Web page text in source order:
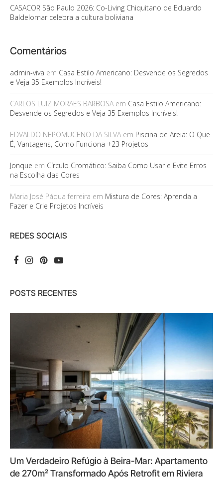
CASACOR São Paulo 2026: Co-Living Chiquitano de Eduardo
Baldelomar celebra a cultura boliviana
Comentários
admin-viva em Casa Estilo Americano: Desvende os Segredos
e Veja 35 Exemplos Incríveis!
CARLOS LUIZ MORAES BARBOSAem Casa Estilo Americano:
Desvende os Segredos e Veja 35 Exemplos Incríveis!
EDVALDO NEPOMUCENO DA SILVAem Piscina de Areia: O Que
É, Vantagens, Como Funciona +23 Projetos
Jonque em Círculo Cromático: Saiba Como Usar e Evite Erros
na Escolha das Cores
Maria José Pádua ferreira em Mistura de Cores: Aprenda a
Fazer e Crie Projetos Incríveis
REDES SOCIAIS
POSTS RECENTES
Um Verdadeiro Refúgio à Beira-Mar: Apartamento
de 270m² Transformado Após Retrofit em Riviera